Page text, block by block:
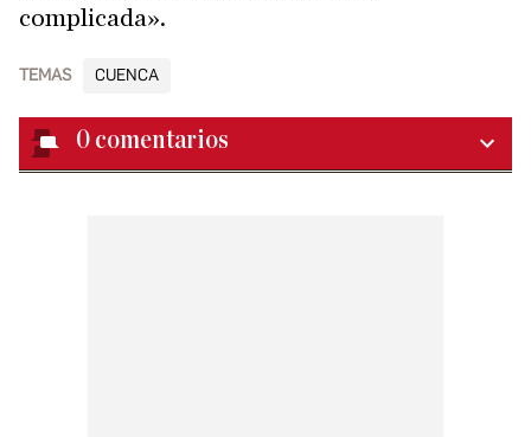
complicada».
TEMAS CUENCA
0 comentarios